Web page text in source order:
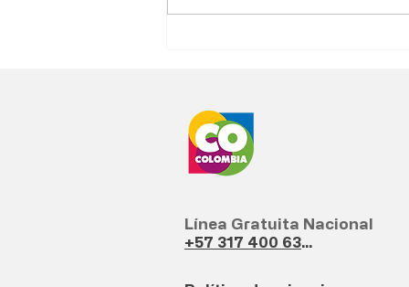
Rendición de Cuentas
Línea Gratuita Nacional
+57 317 400 6380